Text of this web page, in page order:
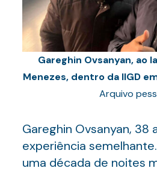
Gareghin Ovsanyan, ao
Menezes, dentro da IIGD
Arquivo
Gareghin Ovsanyan, 38
experiência
uma década de noites